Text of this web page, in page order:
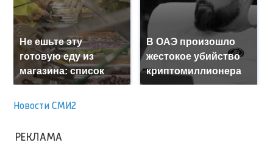
Не ешьте эту
готовую еду из
магазина: список
В ОАЭ произошло
жестокое убийство
криптомиллионера
Новости СМИ2
РЕКЛАМА